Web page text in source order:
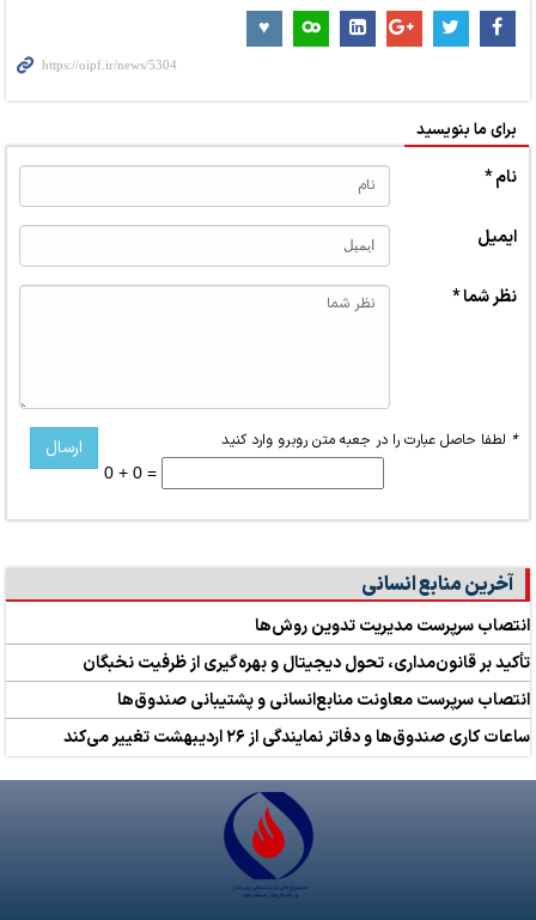
برای ما بنویسید
نام *
ایمیل
نظر شما *
* لطفا حاصل عبارت را در جعبه متن روبرو وارد کنید
0 + 0 =
آخرین منابع انسانی
انتصاب سرپرست مدیریت تدوین روش‌ها
تأکید بر قانون‌مداری، تحول دیجیتال و بهره‌گیری از ظرفیت نخبگان
انتصاب سرپرست معاونت منابع‌انسانی و پشتیبانی صندوق‌ها
ساعات کاری صندوق‌ها و دفاتر نمایندگی از ۲۶ اردیبهشت تغییر می‌کند